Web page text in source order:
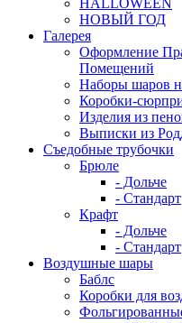
HALLOWEEN
НОВЫЙ ГОД
Галерея
Оформление
Помещений
Наборы шаров
Коробки-
Изделия из
Выписки из
Съедобные трубочки
Брюле
- Дольче
- Стандарт
Крафт
- Дольче
- Стандарт
Воздушные шары
Баблс
Коробки для